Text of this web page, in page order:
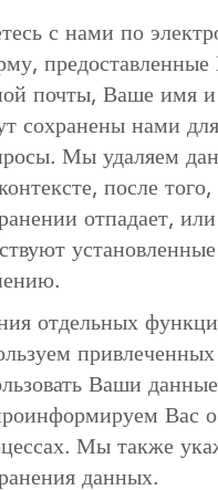
с нами по
почты, Ваше имя
сохранены нами
Мы удаляем
после того,
отпадает,
отдельных
Ваши
Вас о
Мы также
данных.